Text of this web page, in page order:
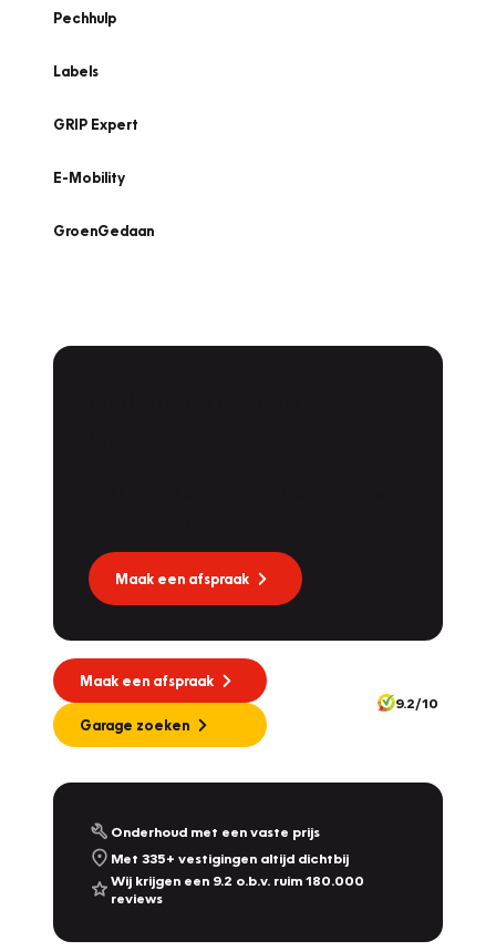
Pechhulp
Labels
GRIP Expert
E-Mobility
GroenGedaan
Maak een afspraak
Maak een afspraak
Garage zoeken
9.2/10
Onderhoud met een vaste prijs
Met 335+ vestigingen altijd dichtbij
Wij krijgen een 9.2 o.b.v. ruim 180.000
reviews